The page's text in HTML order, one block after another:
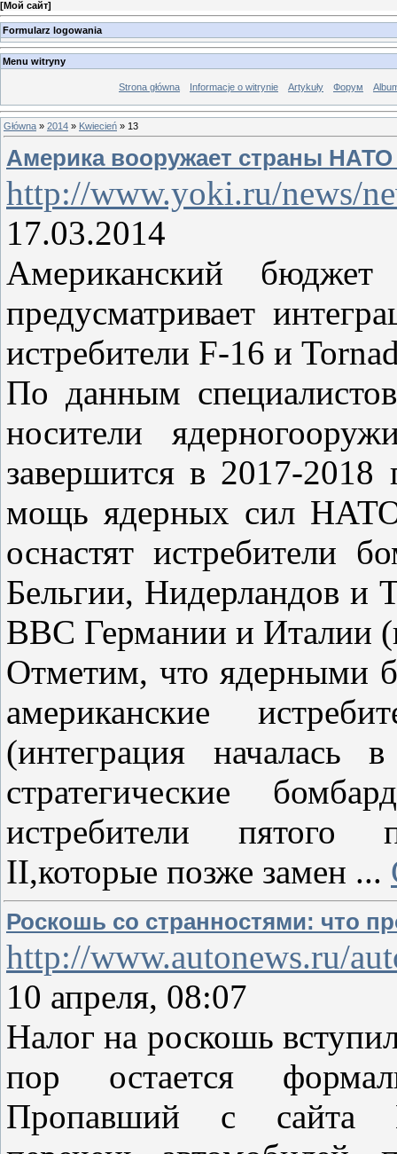
[Мой сайт]
Formularz logowania
Menu witryny
Strona główna Informacje o witrynie Artykuły Форум
Główna » 2014 » Kwiecień » 13
Америка вооружает страны
http://www.yoki.ru/news/
17.03.2014
Американский
предусматривает
истребители F-16 и
По данным
носители
завершится в 2017-2018
мощь ядерных сил
оснастят истребители
Бельгии, Нидерландов и
ВВС Германии и Италии
Отметим, что ядерными
американские
(интеграция
стратегические
истребители пятого
II,которые позже замен ...
Роскошь со странностями: что
http://www.autonews.ru/
10 апреля, 08:07
Налог на роскошь
пор остается
Пропавший с сайта